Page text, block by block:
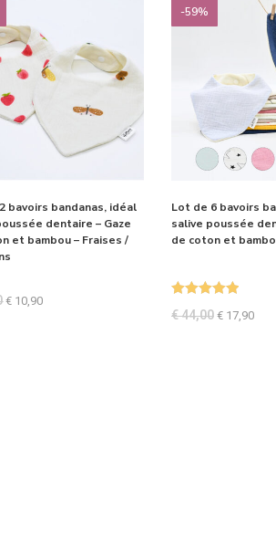
bavoirs bandanas, idéal
dentaire – Gaze
et bambou – Fraises /
€ 10,90
-59%
Lot de 6 bavoirs
salive poussée
de coton et
Note 5.00
€44,00 €17,90